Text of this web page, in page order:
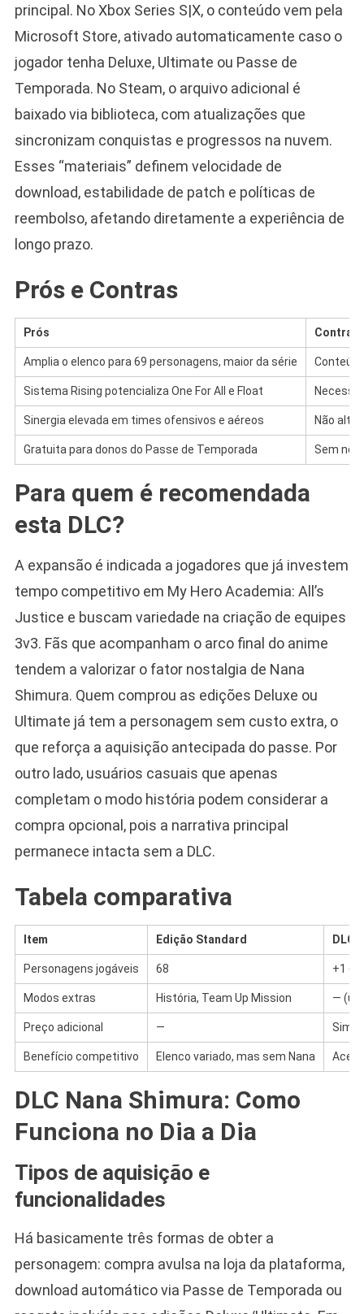
principal. No Xbox Series S|X, o conteúdo vem pela
Microsoft Store, ativado automaticamente caso o
jogador tenha Deluxe, Ultimate ou Passe de
Temporada. No Steam, o arquivo adicional é
baixado via biblioteca, com atualizações que
sincronizam conquistas e progressos na nuvem.
Esses “materiais” definem velocidade de
download, estabilidade de patch e políticas de
reembolso, afetando diretamente a experiência de
longo prazo.
Prós e Contras
Prós Contras
Amplia o elenco para 69 personagens, maior da série
Sistema Rising potencializa One For All e Float
Sinergia elevada em times ofensivos e aéreos Não
Gratuita para donos do Passe de Temporada Sem
Para quem é recomendada
esta DLC?
A expansão é indicada a jogadores que já investem
tempo competitivo em My Hero Academia: All’s
Justice e buscam variedade na criação de equipes
3v3. Fãs que acompanham o arco final do anime
tendem a valorizar o fator nostalgia de Nana
Shimura. Quem comprou as edições Deluxe ou
Ultimate já tem a personagem sem custo extra, o
que reforça a aquisição antecipada do passe. Por
outro lado, usuários casuais que apenas
completam o modo história podem considerar a
compra opcional, pois a narrativa principal
permanece intacta sem a DLC.
Tabela comparativa
Item Edição Standard DLC
Personagens jogáveis 68 +1
Modos extras História, Team Up Mission —
Preço adicional — Sim,
Benefício competitivo Elenco variado, mas sem Nana
DLC Nana Shimura: Como
Funciona no Dia a Dia
Tipos de aquisição e
funcionalidades
Há basicamente três formas de obter a
personagem: compra avulsa na loja da plataforma,
download automático via Passe de Temporada ou